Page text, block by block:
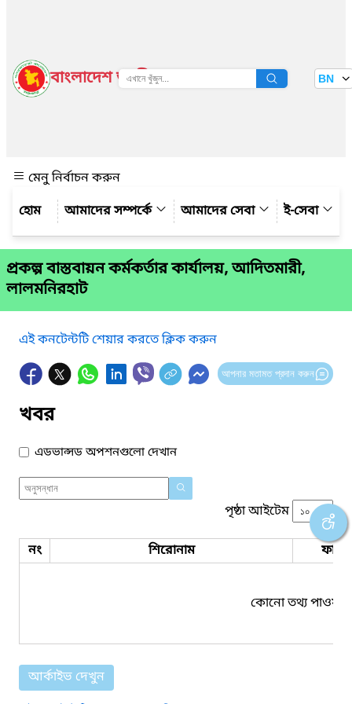
বাংলাদেশ জাতীয় তথ্য বাতায়ন BN
মেনু নির্বাচন করুন
আমাদের সম্পর্কে
আমাদের সেবা ই-সেবা
প্রকল্প বাস্তবায়ন কর্মকর্তার কার্যালয়, আদিতমারী,
লালমনিরহাট
এই কনটেন্টটি শেয়ার করতে ক্লিক করুন
আপনার মতামত প্রদান করুন
খবর
এডভান্সড অপশনগুলো দেখান
পৃষ্ঠা আইটেম
নং শিরোনাম ফাইল
কোনো তথ্য পাওয়া
আর্কাইভ দেখুন